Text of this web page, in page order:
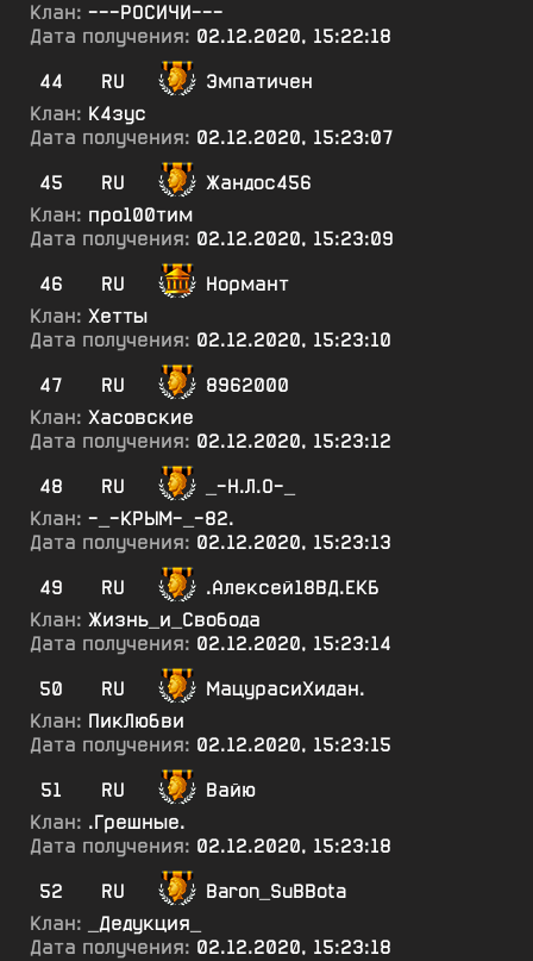
Клан: ---РОСИЧИ---
Дата получения: 02.12.2020, 15:22:18
44
RU
Эмпатичен
Клан: К4зус
Дата получения: 02.12.2020, 15:23:07
45
RU
Жандос456
Клан: про100тим
Дата получения: 02.12.2020, 15:23:09
46
RU
Нормант
Клан: Хетты
Дата получения: 02.12.2020, 15:23:10
47
RU
8962000
Клан: Хасовские
Дата получения: 02.12.2020, 15:23:12
48
RU
_-Н.Л.О-_
Клан: -_-КРЫМ-_-82.
Дата получения: 02.12.2020, 15:23:13
49
RU
.Алексей18ВД.ЕКБ
Клан: Жизнь_и_Свобода
Дата получения: 02.12.2020, 15:23:14
50
RU
МацурасиХидан.
Клан: ПикЛюбви
Дата получения: 02.12.2020, 15:23:15
51
RU
Вайю
Клан: .Грешные.
Дата получения: 02.12.2020, 15:23:18
52
RU
Baron_SuBBota
Клан:
_Дедукция_
Дата получения: 02.12.2020, 15:23:18